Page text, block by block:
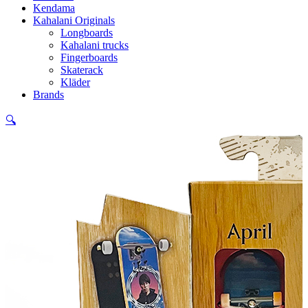
Kendama
Kahalani Originals
Longboards
Kahalani trucks
Fingerboards
Skaterack
Kläder
Brands
🔍